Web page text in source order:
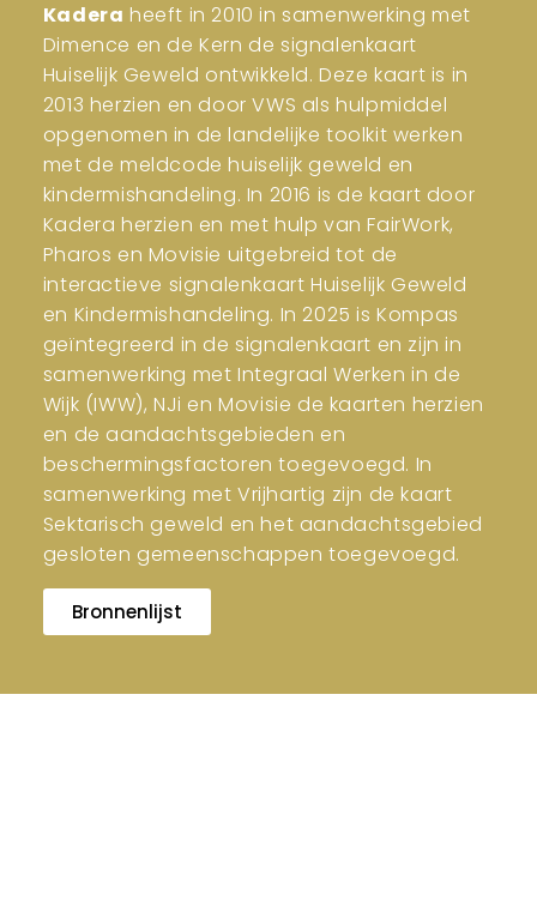
Kadera heeft in 2010 in samenwerking met
Dimence en de Kern de signalenkaart
Huiselijk Geweld ontwikkeld. Deze kaart is in
2013 herzien en door VWS als hulpmiddel
opgenomen in de landelijke toolkit werken
met de meldcode huiselijk geweld en
kindermishandeling. In 2016 is de kaart door
Kadera herzien en met hulp van FairWork,
Pharos en Movisie uitgebreid tot de
interactieve signalenkaart Huiselijk Geweld
en Kindermishandeling. In 2025 is Kompas
geïntegreerd in de signalenkaart en zijn in
samenwerking met Integraal Werken in de
Wijk (IWW), NJi en Movisie de kaarten herzien
en de aandachtsgebieden en
beschermingsfactoren toegevoegd. In
samenwerking met Vrijhartig zijn de kaart
Sektarisch geweld en het aandachtsgebied
gesloten gemeenschappen toegevoegd.
Bronnenlijst